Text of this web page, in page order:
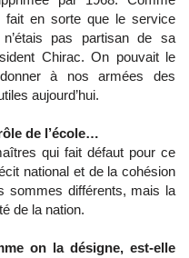
fait en sorte que le service
pas partisan de sa
Chirac. On pouvait le
à nos armées des
aujourd’hui.
de l’école…
qui fait défaut pour ce
national et de la cohésion
sommes différents, mais la
de la nation.
on la désigne, est-elle